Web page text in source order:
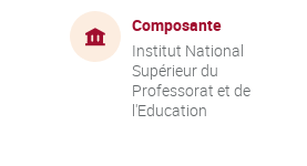
Composante
Institut National
Supérieur du
Professorat et de
l'Education